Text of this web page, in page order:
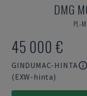
DMG
PL-
45 000 €
GINDUMAC-HINTA
(EXW-hinta)